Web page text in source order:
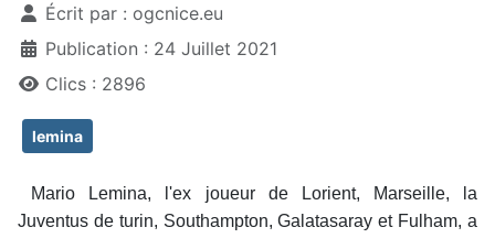
Écrit par : ogcnice.eu
Publication : 24 Juillet 2021
Clics : 2896
lemina
Mario Lemina, l'ex joueur de Lorient, Marseille, la
Juventus de turin, Southampton, Galatasaray et Fulham, a